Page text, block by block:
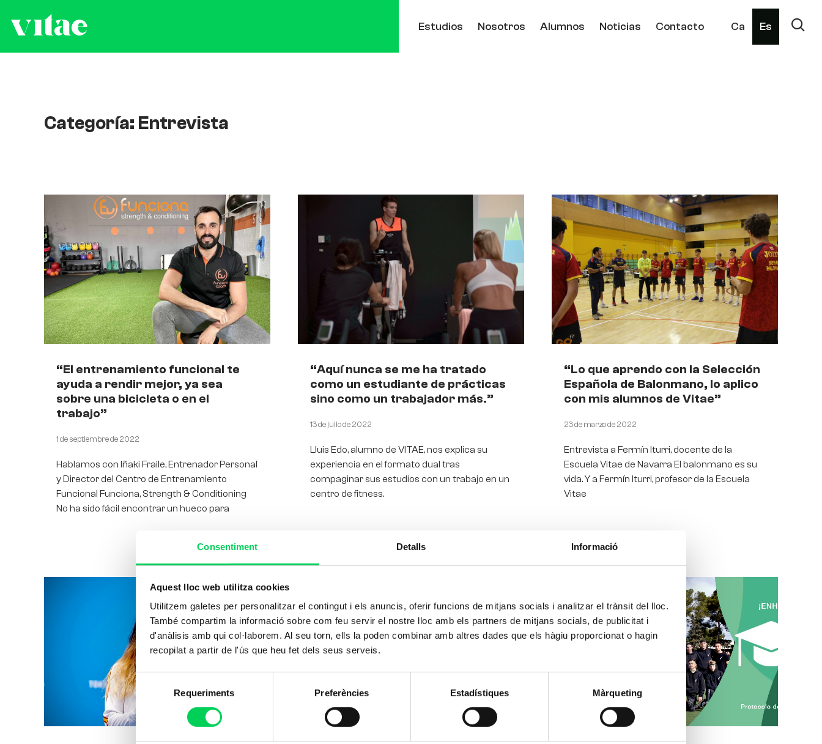
Consentiment Detalls Informació
Aquest lloc web utilitza cookies
Utilitzem galetes per personalitzar el contingut i els anuncis, oferir funcions de mitjans socials i analitzar el trànsit del lloc.
També compartim la informació sobre com feu servir el nostre lloc amb els partners de mitjans socials, de publicitat i
d'anàlisis amb qui col·laborem. Al seu torn, ells la poden combinar amb altres dades que els hàgiu proporcionat o hagin
recopilat a partir de l'ús que heu fet dels seus serveis.
Selecció
de
consentiment
Requeriments Preferències Estadístiques Màrqueting
Estudios Nosotros Alumnos Noticias Contacto Ca Es
Categoría: Entrevista
“El entrenamiento funcional te
ayuda a rendir mejor, ya sea
sobre una bicicleta o en el
trabajo”
1 de septiembre de 2022
Hablamos con Iñaki Fraile, Entrenador Personal
y Director del Centro de Entrenamiento
Funcional Funciona, Strength & Conditioning
No ha sido fácil encontrar un hueco para
“Aquí nunca se me ha tratado
como un estudiante de prácticas
sino como un trabajador más.”
13 de julio de 2022
Lluis Edo, alumno de VITAE, nos explica su
experiencia en el formato dual tras
compaginar sus estudios con un trabajo en un
centro de fitness.
“Lo que aprendo con la Selección
Española de Balonmano, lo aplico
con mis alumnos de Vitae”
23 de marzo de 2022
Entrevista a Fermín Iturri, docente de la
Escuela Vitae de Navarra El balonmano es su
vida. Y a Fermín Iturri, profesor de la Escuela
Vitae